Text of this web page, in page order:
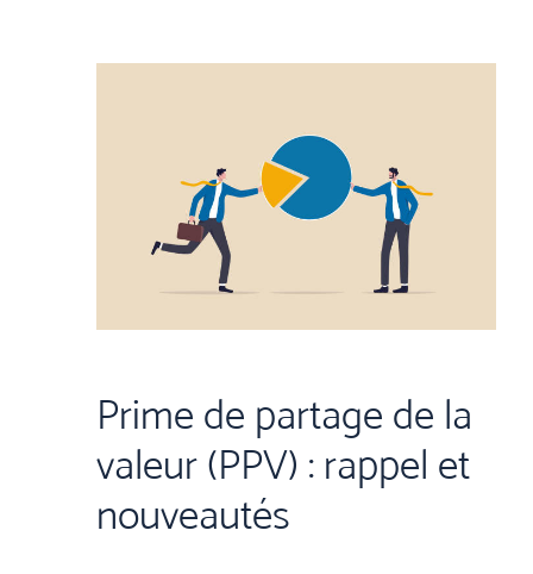
Prime de partage de la
valeur (PPV) : rappel et
nouveautés